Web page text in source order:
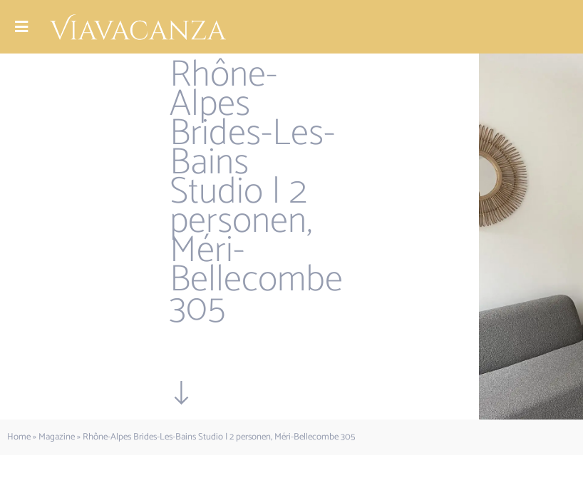
Rhône-
Alpes
Brides-Les-
Bains
Studio | 2
personen,
Méri-
Bellecombe
305
Home»Magazine»Rhône-Alpes Brides-Les-Bains Studio | 2 personen, Méri-Bellecombe 305